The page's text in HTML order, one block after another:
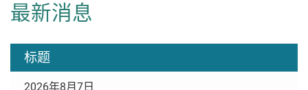
最新消息
标题
2026年8月7日